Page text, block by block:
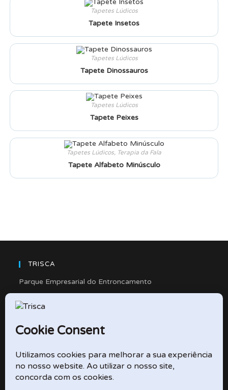
Tapetes Lúdicos
Tapete Insetos
Tapetes Lúdicos
Tapete Dinossauros
Tapetes Lúdicos
Tapete Peixes
Tapetes Lúdicos, Terapia da Fala
Tapete Alfabeto Minúsculo
TRISCA
Parque Empresarial do Entroncamento
Rua Cidade de Friedberg, Lote 4
2330-263 Entroncamento – Portugal
e-mail: didactico@trisca.pt